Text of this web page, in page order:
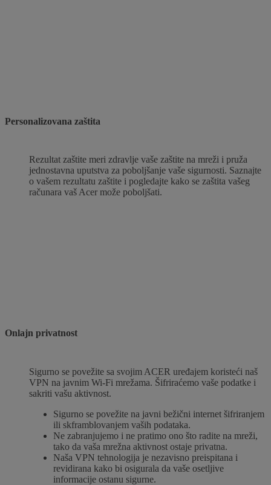
Personalizovana zaštita
Rezultat zaštite meri zdravlje vaše zaštite na mreži i pruža
jednostavna uputstva za poboljšanje vaše sigurnosti. Saznajte
o vašem rezultatu zaštite i pogledajte kako se zaštita vašeg
računara vaš Acer može poboljšati.
Onlajn privatnost
Sigurno se povežite sa svojim ACER uređajem koristeći naš
VPN na javnim Wi-Fi mrežama. Šifriraćemo vaše podatke i
sakriti vašu aktivnost.
Sigurno se povežite na javni bežični internet šifriranjem
ili skframblovanjem vaših podataka.
Ne zabranjujemo i ne pratimo ono što radite na mreži,
tako da vaša mrežna aktivnost ostaje privatna.
Naša VPN tehnologija je nezavisno preispitana i
revidirana kako bi osigurala da vaše osetljive
informacije ostanu sigurne.